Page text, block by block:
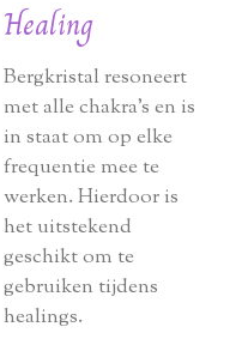
Healing
Bergkristal resoneert
met alle chakra’s en is
in staat om op elke
frequentie mee te
werken. Hierdoor is
het uitstekend
geschikt om te
gebruiken tijdens
healings.